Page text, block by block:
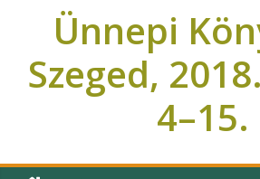
Ünnepi
Szeged,
4–15.